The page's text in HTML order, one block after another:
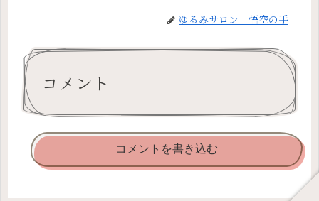
ゆるみサロン 悟空の手
コメント
コメントを書き込む